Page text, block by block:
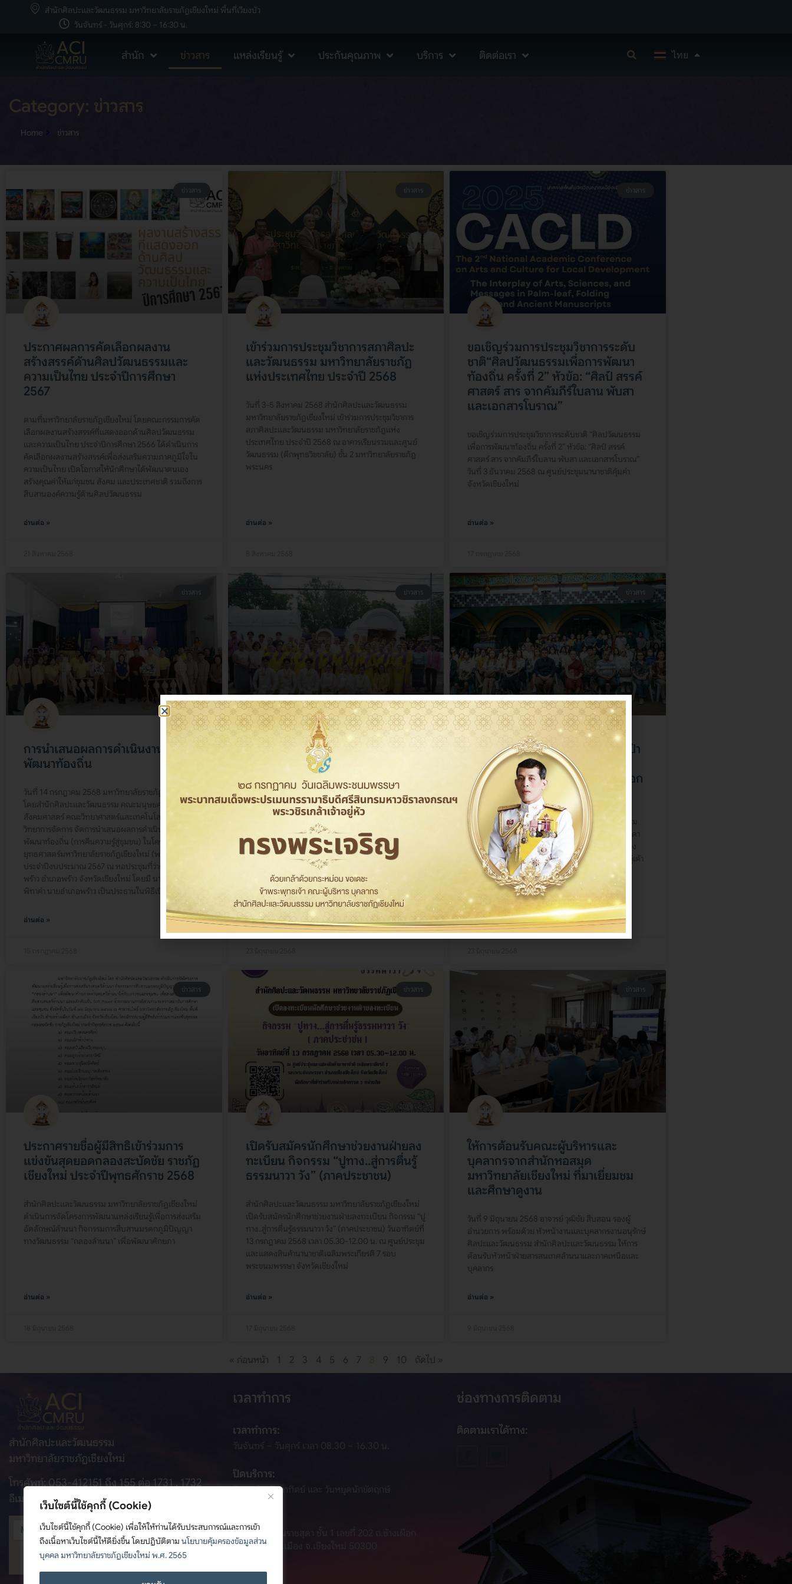
เว็บไซต์นี้ใช้คุกกี้ (Cookie)
เว็บไซต์นี้ใช้คุกกี้ (Cookie) เพื่อให้ให้ท่านได้รับประสบการณ์และการเข้า
ถึงเนื้อหาเว็บไซต์นี้ให้ดียิ่งขึ้น โดยปฏิบัติตาม นโยบายคุ้มครองข้อมูลส่วน
บุคคล มหาวิทยาลัยราชภัฏเชียงใหม่ พ.ศ. 2565
สำนักศิลปะและวัฒนธรรม มหาวิทยาลัยราชภัฏเชียงใหม่ พื้นที่เวียงบัว
วันจันทร์ - วันศุกร์: 8:30 – 16:30 น.
สำนัก ข่าวสาร แหล่งเรียนรู้ ประกันคุณภาพ บริการ ติดต่อเรา ไทย
English
Category: ข่าวสาร
Home ข่าวสาร
ข่าวสาร
ประกาศผลการคัดเลือกผลงาน
สร้างสรรค์ด้านศิลปวัฒนธรรมและ
ความเป็นไทย ประจำปีการศึกษา
2567
ตามที่มหาวิทยาลัยราชภัฏเชียงใหม่ โดยคณะกรรมการคัด
เลือกผลงานสร้างสรรค์ที่แสดงออกด้านศิลปวัฒนธรรม
และความเป็นไทย ประจำปีการศึกษา 2566 ได้ดำเนินการ
คัดเลือกผลงานสร้างสรรค์เพื่อส่งเสริมความภาคภูมิใจใน
ความเป็นไทย เปิดโอกาสให้นักศึกษาได้พัฒนาตนเอง
สร้างคุณค่าให้แก่ชุมชน สังคม และประเทศชาติ รวมถึงการ
สืบสานองค์ความรู้ด้านศิลปวัฒนธรรม
อ่านต่อ »
ข่าวสาร
เข้าร่วมการประชุมวิชาการสภาศิลปะ
และวัฒนธรรม มหาวิทยาลัยราชภัฏ
แห่งประเทศไทย ประจำปี 2568
วันที่ 3-5 สิงหาคม 2568 สำนักศิลปะและวัฒนธรรม
มหาวิทยาลัยราชภัฏเชียงใหม่ เข้าร่วมการประชุมวิชาการ
สภาศิลปะและวัฒนธรรม มหาวิทยาลัยราชภัฏแห่ง
ประเทศไทย ประจำปี 2568 ณ อาคารเรียนรวมและศูนย์
วัฒนธรรม (ตึกพุทธวิชชาลัย) ชั้น 2 มหาวิทยาลัยราชภัฏ
พระนคร
อ่านต่อ »
ข่าวสาร
ขอเชิญร่วมการประชุมวิชาการระดับ
ชาติ“ศิลปวัฒนธรรมเพื่อการพัฒนา
ท้องถิ่น ครั้งที่ 2” หัวข้อ: “ศิลป์ สรรค์
ศาสตร์ สาร จากคัมภีร์ใบลาน พับสา
และเอกสารโบราณ”
ขอเชิญร่วมการประชุมวิชาการระดับชาติ “ศิลปวัฒนธรรม
เพื่อการพัฒนาท้องถิ่น ครั้งที่ 2” หัวข้อ: “ศิลป์ สรรค์
ศาสตร์ สาร จากคัมภีร์ใบลาน พับสา และเอกสารโบราณ”
วันที่ 3 ธันวาคม 2568 ณ ศูนย์ประชุมนานาชาติคุ้มคำ
จังหวัดเชียงใหม่
อ่านต่อ »
ข่าวสาร
การนำเสนอผลการดำเนินงานเพื่อการ
พัฒนาท้องถิ่น
วันที่ 14 กรกฎาคม 2568 มหาวิทยาลัยราชภัฏเชียงใหม่
โดยสำนักศิลปะและวัฒนธรรม คณะมนุษยศาสตร์และ
สังคมศาสตร์ คณะวิทยาศาสตร์และเทคโนโลยี และคณะ
วิทยาการจัดการ จัดการนำเสนอผลการดำเนินงานเพื่อการ
พัฒนาท้องถิ่น (การคืนความรู้สู่ชุมชน) ในโครงการ
ยุทธศาสตร์มหาวิทยาลัยราชภัฏเชียงใหม่ (พร้าวโมเดล)
ประจำปีงบประมาณ 2567 ณ หอประชุมที่ว่าการอำเภอ
พร้าว อำเภอพร้าว จังหวัดเชียงใหม่ โดยมี นางพัทธนันท์
พิทาคำ นายอำเภอพร้าว เป็นประธานในพิธีเปิด
อ่านต่อ »
ข่าวสาร
ร่วมจัดกิจกรรมป๋าเวณีทำบุญ
ตักบาตร และบวงสรวงเจ้าพ่อช้าง
เผือก “ไหว้สาพญาช้างเผือกหัวเวียง
เชียงใหม่” ณ อนุสาวรีย์ช้างเผือก
เมื่อวันที่ 22 มิถุนายน 2568 สำนักศิลปะและวัฒนธรรม
มหาวิทยาลัยราชภัฏเชียงใหม่ ร่วมจัดกิจกรรมป๋าเวณี
ทำบุญตักบาตร และบวงสรวงเจ้าพ่อช้างเผือก “ไหว้สา
พญาช้างเผือกหัวเวียงเชียงใหม่” ณ อนุสาวรีย์ช้างเผือก
ตำบลช้างเผือก อำเภอเมืองจังหวัดเชียงใหม่
อ่านต่อ »
ข่าวสาร
ร่วมจัดกิจกรรมตกแต่งดาคัว งานป๋า
เวณีทำบุญ ตักบาตร และบวงสรวง
เจ้าพ่อช้างเผือก ไหว้สาพญาช้างเผือก
หัวเวียงเชียงใหม่” ณ วัดกู่เต้า
เมื่อวันที่ 21 มิถุนายน 2568 สำนักศิลปะและวัฒนธรรม
มหาวิทยาลัยราชภัฏเชียงใหม่ ร่วมจัดกิจกรรมตกแต่งดา
คัว งานป๋าเวณีทำบุญ ตักบาตร และบวงสรวงเจ้าพ่อช้าง
เผือก “ไหว้สาพญาช้างเผือกหัวเวียงเชียงใหม่” ณ วัดกู่เต้า
ตำบลช้างเผือก อำเภอเมืองจังหวัดเชียงใหม่
อ่านต่อ »
ข่าวสาร
ประกาศรายชื่อผู้มีสิทธิเข้าร่วมการ
แข่งขันสุดยอดกลองสะบัดชัย ราชภัฏ
เชียงใหม่ ประจำปีพุทธศักราช 2568
สำนักศิลปะและวัฒนธรรม มหาวิทยาลัยราชภัฏเชียงใหม่
ดำเนินการจัดโครงการพัฒนาแหล่งเรียนรู้เพื่อการส่งเสริม
อัตลักษณ์ล้านนา กิจกรรมการสืบสานมรดกภูมิปัญญา
ทางวัฒนธรรม “กลองล้านนา” เพื่อพัฒนาศักยภา
อ่านต่อ »
ข่าวสาร
เปิดรับสมัครนักศึกษาช่วยงานฝ่ายลง
ทะเบียน กิจกรรม “ปูทาง..สู่การตื่นรู้
ธรรมนาวา วัง” (ภาคประชาชน)
สำนักศิลปะและวัฒนธรรม มหาวิทยาลัยราชภัฏเชียงใหม่
เปิดรับสมัครนักศึกษาช่วยงานฝ่ายลงทะเบียน กิจกรรม “ปู
ทาง..สู่การตื่นรู้ธรรมนาวา วัง” (ภาคประชาชน) วันอาทิตย์ที่
13 กรกฎาคม 2568 เวลา 05.30-12.00 น. ณ ศูนย์ประชุม
และแสดงสินค้านานาชาติเฉลิมพระเกียรติ 7 รอบ
พระชนมพรรษา จังหวัดเชียงใหม่
อ่านต่อ »
ข่าวสาร
ให้การต้อนรับคณะผู้บริหารและ
บุคลากรจากสำนักหอสมุด
มหาวิทยาลัยเชียงใหม่ ที่มาเยี่ยมชม
และศึกษาดูงาน
วันที่ 9 มิถุนายน 2568 อาจารย์ วุฒิชัย สืบสอน รองผู้
อำนวยการ พร้อมด้วย หัวหน้างานและบุคลากรงานอนุรักษ์
ศิลปะและวัฒนธรรม สำนักศิลปะและวัฒนธรรม ให้การ
ต้อนรับหัวหน้าฝ่ายสารสนเทศล้านนาและภาคเหนือและ
บุคลากร
อ่านต่อ »
« ก่อนหน้า 1 2 3 4 5 6 7 9 10 ถัดไป »
สำนักศิลปะและวัฒนธรรม
มหาวิทยาลัยราชภัฏเชียงใหม่
โทรศัพท์: 053-412151 ถึง 155 ต่อ 1731 , 1732
อีเมล: culture@cmru.ac.th
เวลาทำการ
เวลาทำการ:
วันจันทร์ – วันศุกร์ เวลา 08.30 – 16.30 น.
ปิดบริการ:
วันเสาร์ – วันอาทิตย์ และ วันหยุดนักขัตฤกษ์
อาคารเทพรัตนราชสุดา ชั้น 1 เลขที่ 202 ถ.ช้างเผือก
ต.ช้างเผือก อ.เมือง จ.เชียงใหม่ 50300
ช่องทางการติดตาม
ติดตามเราได้ทาง: